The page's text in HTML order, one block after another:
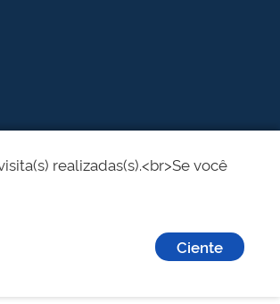
realizadas(s).<br>Se você
Ciente